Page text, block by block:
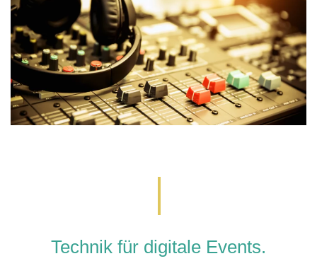
Technik für digitale Events.